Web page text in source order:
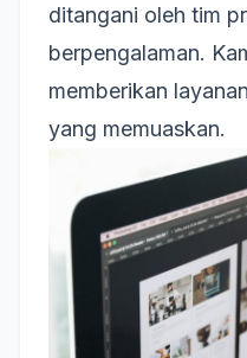
ditangani oleh tim
berpengalaman.
memberikan
yang memuaskan.